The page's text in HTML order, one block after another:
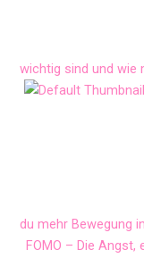
wichtig sind und wie
du mehr Bewegung
FOMO – Die